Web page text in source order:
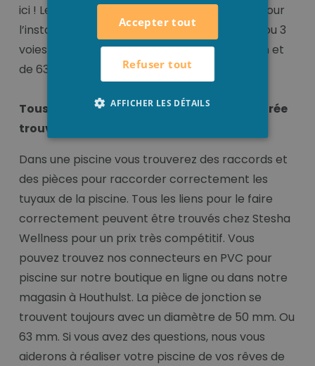
ici ! Les vannes à 2 ou 3 voies sont parfaites pour
l’installation de votre piscine. Les vannes à 2 ou 3
voies sont disponibles en diamètre de 55 mm et
de 63 mm.
Tous les raccords pour votre piscine intégrée
trouvez- vous ici !
Dans une piscine vous trouverez des raccords et
des pièces pour raccorder correctement les
tuyaux de la piscine. Tous les liens pour le faire
correctement peuvent être trouvés chez Stesha
Wellness pour un prix très compétitif. Vous
pouvez trouvez nos connecteurs en PVC pour
piscine sur notre boutique en ligne ou dans notre
magasin à Houthulst. La pièce de jonction se
trouvent toujours avec un diamètre de 50 mm. Ou
63 mm. Si vous avez des questions, nous vous
aiderons à réaliser votre piscine de vos rêves de
Accepter tout
Refuser tout
AFFICHER LES DÉTAILS